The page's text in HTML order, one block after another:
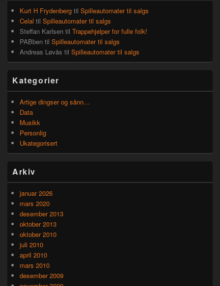
Kurt H Frydenberg til Spilleautomater til salgs
Celal til Spilleautomater til salgs
Steffan Karlsen til Trappehjelper for fulle folk!
PABben til Spilleautomater til salgs
Andreas Løvås til Spilleautomater til salgs
Kategorier
Artige dingser og sånn…
Data
Musikk
Personlig
Ukategorisert
Arkiv
januar 2026
mars 2020
desember 2013
oktober 2013
oktober 2010
juli 2010
april 2010
mars 2010
desember 2009